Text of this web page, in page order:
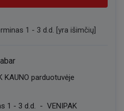
1 - 3 d.d. [yra išimčių]
KAUNO parduotuvėje
1 - 3 d.d. - VENIPAK